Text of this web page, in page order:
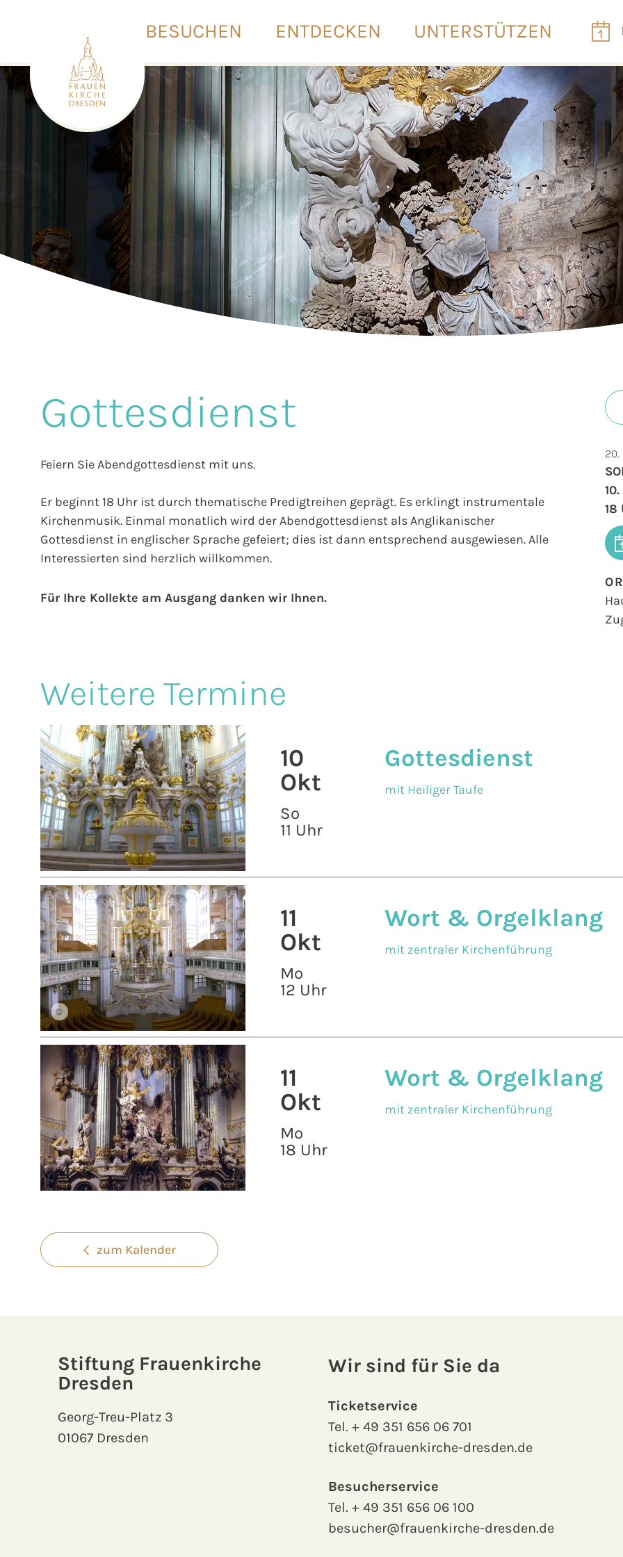
BESUCHEN ENTDECKEN UNTERSTÜTZEN
Gottesdienst
Feiern Sie Abendgottesdienst mit uns.
Er beginnt 18 Uhr ist durch thematische Predigtreihen geprägt. Es erklingt instrumentale
Kirchenmusik. Einmal monatlich wird der Abendgottesdienst als Anglikanischer
Gottesdienst in englischer Sprache gefeiert; dies ist dann entsprechend ausgewiesen. Alle
Interessierten sind herzlich willkommen.
Für Ihre Kollekte am Ausgang danken wir Ihnen.
20.
18
Weitere Termine
10
Okt
So
11 Uhr
Gottesdienst
mit Heiliger Taufe
©
11
Okt
Mo
12 Uhr
Wort & Orgelklang
mit zentraler Kirchenführung
11
Okt
Mo
18 Uhr
Wort & Orgelklang
mit zentraler Kirchenführung
zum Kalender
Stiftung Frauenkirche
Dresden
Georg-Treu-Platz 3
01067 Dresden
Wir sind für Sie da
Ticketservice
Tel.+ 49 351 656 06 701
ticket@frauenkirche-dresden.de
Besucherservice
Tel.+ 49 351 656 06 100
besucher@frauenkirche-dresden.de